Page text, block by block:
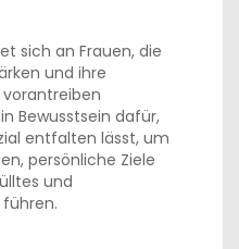
sich an Frauen, die
und ihre
Bewusstsein dafür,
entfalten lässt, um
persönliche Ziele
und